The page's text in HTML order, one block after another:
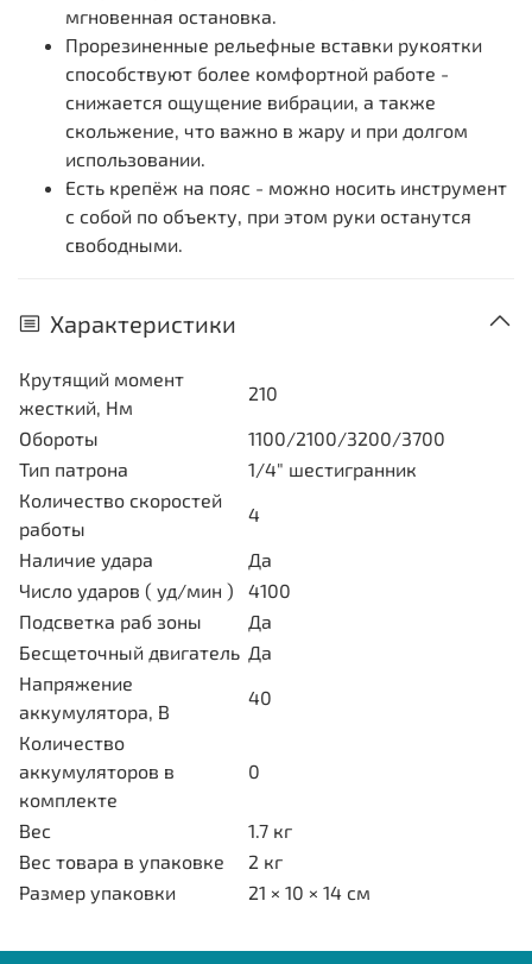
мгновенная остановка.
Прорезиненные рельефные вставки рукоятки
способствуют более комфортной работе -
снижается ощущение вибрации, а также
скольжение, что важно в жару и при долгом
использовании.
Есть крепёж на пояс - можно носить инструмент
с собой по объекту, при этом руки останутся
свободными.
Характеристики
Крутящий момент
жесткий, Нм
210
Обороты
1100/2100/3200/3700
Тип патрона
1/4" шестигранник
Количество скоростей
работы
4
Наличие удара
Да
Число ударов ( уд/мин )
4100
Подсветка раб зоны
Да
Бесщеточный двигатель Да
Напряжение
аккумулятора, В
40
Количество
аккумуляторов в
комплекте
0
Вес
1.7 кг
Вес товара в упаковке
2 кг
Размер упаковки
21 × 10 × 14 см